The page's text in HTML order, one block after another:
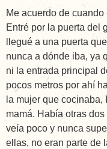
Me acuerdo de
Entré por la puerta del
llegué a una puerta
nunca a dónde iba, ya
ni la entrada principal
pocos metros por ahí
la mujer que
mamá. Había otras
veía poco y nunca
ellas, no eran parte de